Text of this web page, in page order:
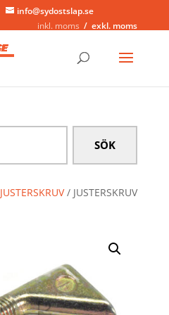
info@sydostslap.se
inkl. moms
exkl. moms
JUSTERSKRUV/ JUSTERSKRUV